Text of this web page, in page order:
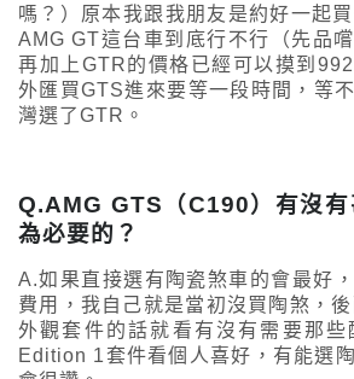
嗎？）原本我跟我朋友是約好一起
AMG GT這台車到底行不行（先品
再加上GTR的價格已經可以摸到
外匯買GTS進來要等一段時間，等
灣選了GTR。
Q.AMG GTS（C190）有沒
為必要的？
A.如果直接選有陶瓷煞車的會最好
費用，我自己就是當初沒買陶煞，
外觀套件的話就看有沒有需要那些
Edition 1套件看個人喜好，有能選